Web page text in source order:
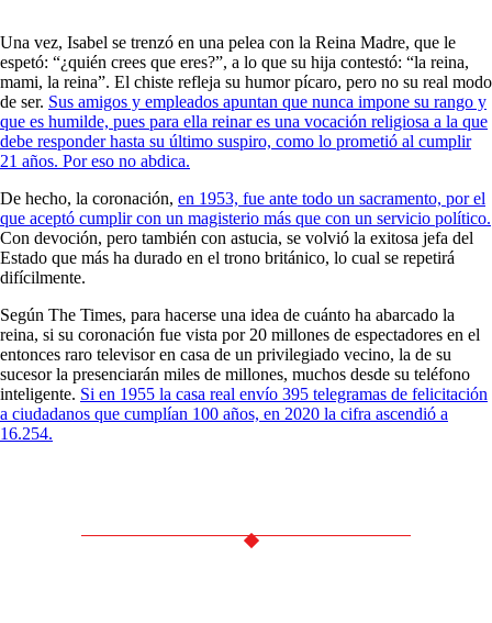
Una vez, Isabel se trenzó en una pelea con la Reina Madre, que le
espetó: “¿quién crees que eres?”, a lo que su hija contestó: “la reina,
mami, la reina”. El chiste refleja su humor pícaro, pero no su real modo
de ser. Sus amigos y empleados apuntan que nunca impone su rango y
que es humilde, pues para ella reinar es una vocación religiosa a la que
debe responder hasta su último suspiro, como lo prometió al cumplir
21 años. Por eso no abdica.
De hecho, la coronación, en 1953, fue ante todo un sacramento, por el
que aceptó cumplir con un magisterio más que con un servicio político.
Con devoción, pero también con astucia, se volvió la exitosa jefa del
Estado que más ha durado en el trono británico, lo cual se repetirá
difícilmente.
Según The Times, para hacerse una idea de cuánto ha abarcado la
reina, si su coronación fue vista por 20 millones de espectadores en el
entonces raro televisor en casa de un privilegiado vecino, la de su
sucesor la presenciarán miles de millones, muchos desde su teléfono
inteligente. Si en 1955 la casa real envío 395 telegramas de felicitación
a ciudadanos que cumplían 100 años, en 2020 la cifra ascendió a
16.254.